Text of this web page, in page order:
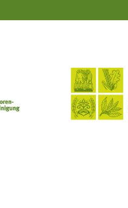
Seniorenvereinigung im SBB